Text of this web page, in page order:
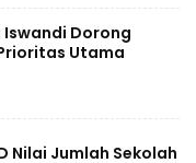
Iswandi Dorong
Utama
Nilai Jumlah Sekolah